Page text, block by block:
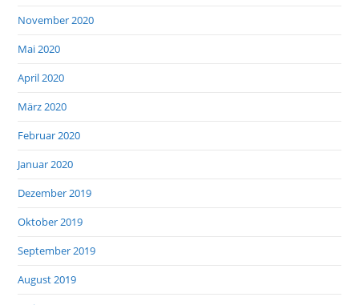
November 2020
Mai 2020
April 2020
März 2020
Februar 2020
Januar 2020
Dezember 2019
Oktober 2019
September 2019
August 2019